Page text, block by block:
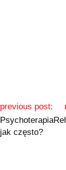
previous post:
Psychoterapia
jak często?